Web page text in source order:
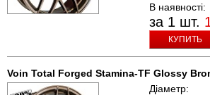
В наявності:
за 1 шт.
КУПИТЬ
Voin Total Forged Stamina-TF Glossy
Діаметр: